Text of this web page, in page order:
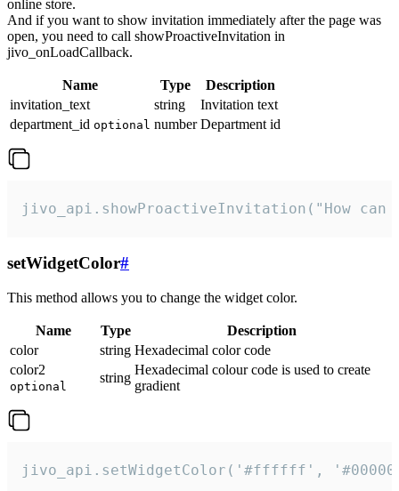
online store.
And if you want to show invitation immediately after the page was
open, you need to call showProactiveInvitation in
jivo_onLoadCallback.
Name Type
Description
invitation_text
string
Invitation text
department_id optional number Department id
jivo_api.showProactiveInvitation("How
setWidgetColor#
This method allows you to change the widget color.
Name Type
Description
color
string Hexadecimal color code
color2
optional
string
Hexadecimal colour code is used to create
gradient
jivo_api.setWidgetColor('#ffffff',